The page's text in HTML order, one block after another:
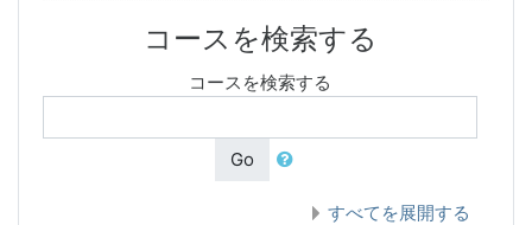
コースを検索する
コースを検索する
Go
すべてを展開する